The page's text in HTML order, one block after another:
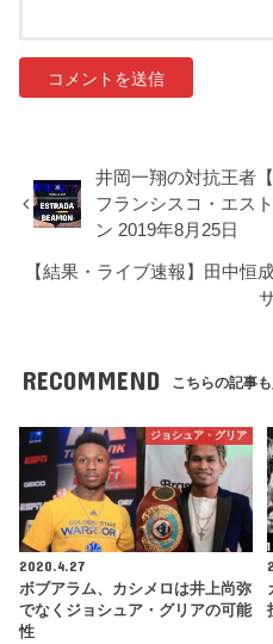
井岡一翔の対抗王者
フランシスコ・エス
ン 2019年8月25日
【結果・ライブ速報】田中恒
RECOMMEND こちらの記事も
ジョシュア・グリア
2020.4.27
ボブアラム、カシメロは井上尚弥
でなくジョシュア・グリアの可能
性